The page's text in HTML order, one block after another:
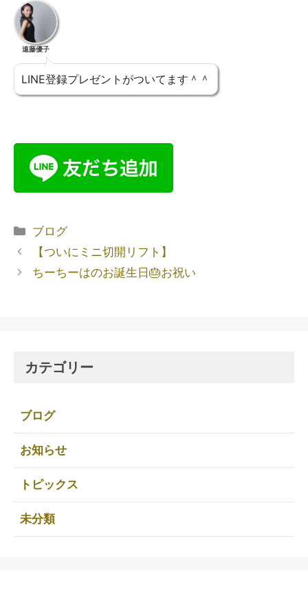
遠藤優子
LINE登録プレゼントがついてます＾＾
ブログ
【ついにミニ切開リフト】
ちーちーはのお誕生日🎂お祝い
カテゴリー
ブログ
お知らせ
トピックス
未分類